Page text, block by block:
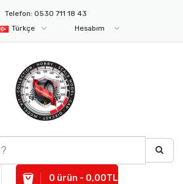
Telefon: 0530 711 18 43
Türkçe Hesabım
0 ürün - 0,00TL